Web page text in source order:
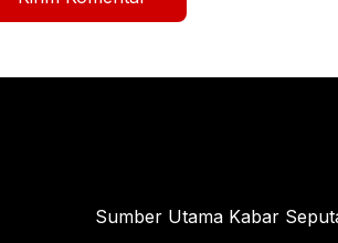
Sumber Utama Kabar